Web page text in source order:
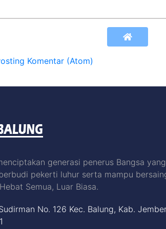
Komentar (Atom)
generasi penerus Bangsa
pekerti luhur serta mampu
Semua, Luar Biasa.
No. 126 Kec. Balung, Kab.